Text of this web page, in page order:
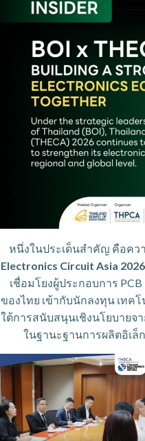
หนึ่งในประเด็นสำคัญ คือคว
Electronics Circuit Asia
เชื่อมโยงผู้ประกอบการ
ของไทย เข้ากับนักลงทุน เทค
ใต้การสนับสนุนเชิงนโยบายจ
ในฐานะฐานการผลิตอิเ